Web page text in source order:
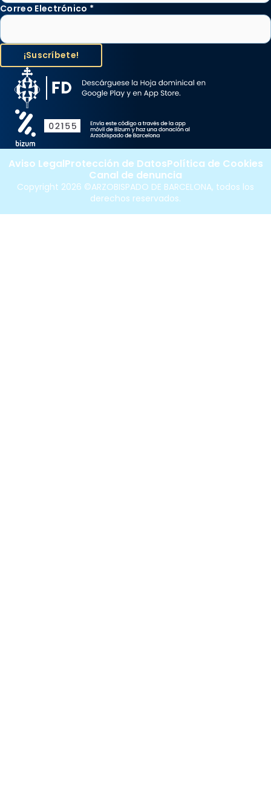
Correo Electrónico *
Copyright 2026 ©ARZOBISPADO DE BARCELONA, todos los
derechos reservados.
Aviso LegalProtección de DatosPolítica de Cookies
Canal de denuncia